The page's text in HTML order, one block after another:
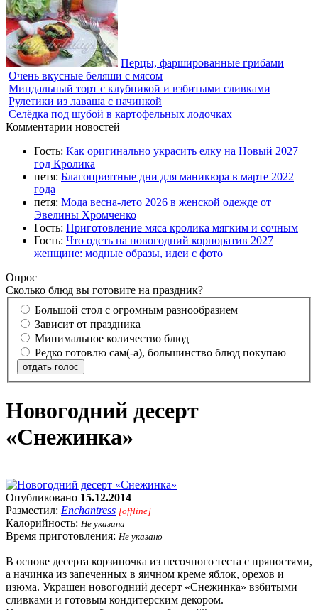
Перцы, фаршированные грибами
Очень вкусные беляши с мясом
Миндальный торт с клубникой и взбитыми сливками
Рулетики из лаваша с начинкой
Селёдка под шубой в картофельных лодочках
Комментарии новостей
Гость: Как оригинально украсить елку на Новый 2027
год Кролика
петя: Благоприятные дни для маникюра в марте 2022
года
петя: Мода весна-лето 2026 в женской одежде от
Эвелины Хромченко
Гость: Приготовление мяса кролика мягким и сочным
Гость: Что одеть на новогодний корпоратив 2027
женщине: модные образы, идеи с фото
Опрос
Сколько блюд вы готовите на праздник?
Большой стол с огромным разнообразием
Зависит от праздника
Минимальное количество блюд
Редко готовлю сам(-а), большинство блюд покупаю
отдать голос
Новогодний десерт
«Снежинка»
Опубликовано 15.12.2014
Разместил: Enchantress [offline]
Калорийность: Не указана
Время приготовления: Не указано
В основе десерта корзиночка из песочного теста с пряностями,
а начинка из запеченных в яичном креме яблок, орехов и
изюма. Украшен новогодний десерт «Снежинка» взбитыми
сливками и готовым кондитерским декором.